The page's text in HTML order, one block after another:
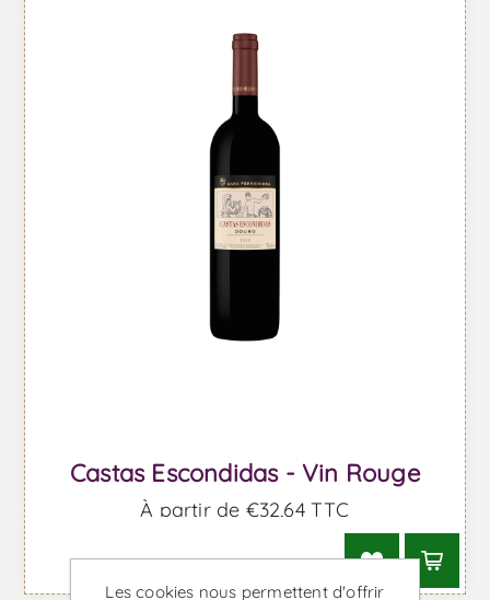
Castas Escondidas - Vin Rouge
À partir de €32,64 TTC
Les cookies nous permettent d'offrir